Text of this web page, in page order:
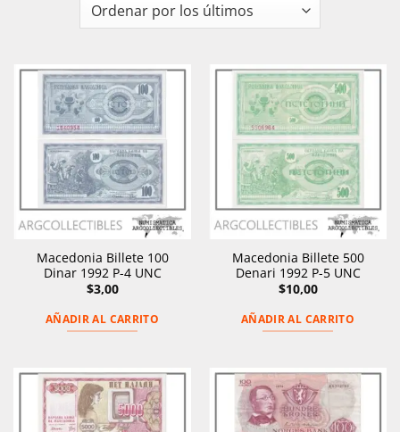
Macedonia Billete 100
Dinar 1992 P-4 UNC
$3,00
AÑADIR AL CARRITO
Macedonia Billete 500
Denari 1992 P-5 UNC
$10,00
AÑADIR AL CARRITO